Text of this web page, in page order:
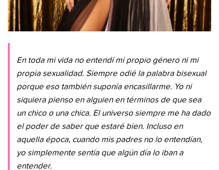
En toda mi vida no entendí mi propio género ni mi
propia sexualidad. Siempre odié la palabra bisexual
porque eso también suponía encasillarme. Yo ni
siquiera pienso en alguien en términos de que sea
un chico o una chica. El universo siempre me ha dado
el poder de saber que estaré bien. Incluso en
aquella época, cuando mis padres no lo entendían,
yo simplemente sentía que algún día lo iban a
entender.